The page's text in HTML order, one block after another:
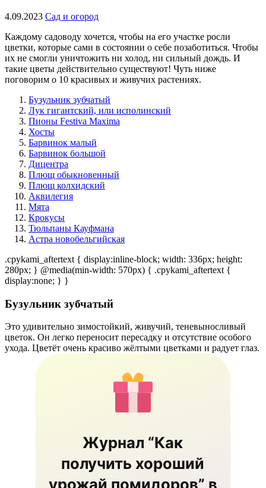
4.09.2023 Сад и огород
Каждому садоводу хочется, чтобы на его участке росли
цветки, которые сами в состоянии о себе позаботиться. Чтобы
их не смогли уничтожить ни холод, ни сильный дождь. И
такие цветы действительно существуют! Чуть ниже
поговорим о 10 красивых и живучих растениях.
Бузульник зубчатый
Лук гигантский, или исполинский
Пионы Festiva Maxima
Хосты
Барвинок малый
Барвинок большой
Дицентра
Плющ обыкновенный
Плющ колхидский
Аквилегия
Мята
Крокусы
Тюльпаны Кауфмана
Астра новобельгийская
.cpykami_aftertext { display:inline-block; width: 336px; height:
280px; } @media(min-width: 570px) { .cpykami_aftertext {
display:none; } }
Бузульник зубчатый
Это удивительно зимостойкий, живучий, теневыносливый
цветок. Он легко переносит пересадку и отсутствие особого
ухода. Цветёт очень красиво жёлтыми цветками и радует глаз.
Журнал “Как
получить хороший
урожай помидоров” в